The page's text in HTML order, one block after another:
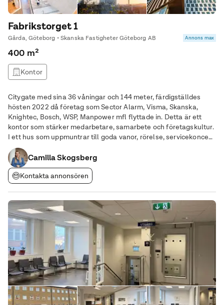
Fabrikstorget 1
Gårda, Göteborg • Skanska Fastigheter Göteborg AB Annons max
400 m²
Kontor
Citygate med sina 36 våningar och 144 meter, färdigställdes
hösten 2022 då företag som Sector Alarm, Visma, Skanska,
Knightec, Bosch, WSP, Manpower mfl flyttade in. Detta är ett
kontor som stärker medarbetare, samarbete och företagskultur.
I ett hus som uppmuntrar till goda vanor, rörelse, servicekoncept
och en mycket omtyckt restaurang och café som drivs av
Compass Group. Gymmet drivs av Omnia.
Camilla Skogsberg
Kontakta annonsören